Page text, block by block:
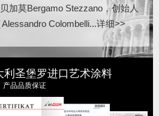
加莫Bergamo Stezzano，创始人
Colombelli...详细>>
利圣堡罗进口艺术涂料
产品品质保证